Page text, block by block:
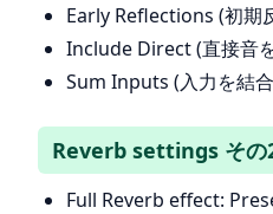
Early Reflections (初期
Include Direct (直接音
Sum Inputs (入力を結
Reverb settings その
Full Reverb effect: